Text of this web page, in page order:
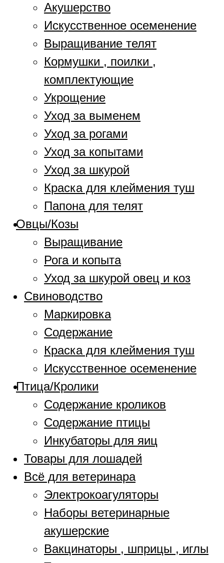
Акушерство
Искусственное осеменение
Выращивание телят
Кормушки , поилки ,
комплектующие
Укрощение
Уход за выменем
Уход за рогами
Уход за копытами
Уход за шкурой
Краска для клеймения туш
Папона для телят
Овцы/Козы
Выращивание
Рога и копыта
Уход за шкурой овец и коз
Свиноводство
Маркировка
Содержание
Краска для клеймения туш
Искусственное осеменение
Птица/Кролики
Содержание кроликов
Содержание птицы
Инкубаторы для яиц
Товары для лошадей
Всё для ветеринара
Электрокоагуляторы
Наборы ветеринарные
акушерские
Вакцинаторы , шприцы , иглы